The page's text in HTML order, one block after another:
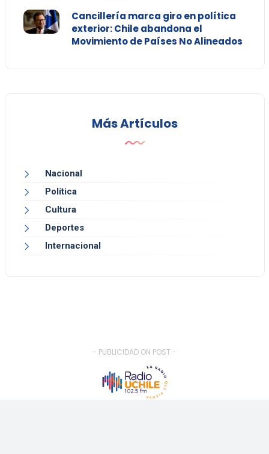
Cancillería marca giro en política
exterior: Chile abandona el
Movimiento de Países No Alineados
Más Artículos
Nacional
Política
Cultura
Deportes
Internacional
- PUBLICIDAD ON POST -